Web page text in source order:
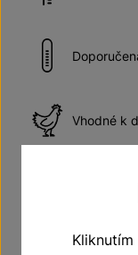
Vhodné k
Vhodné k